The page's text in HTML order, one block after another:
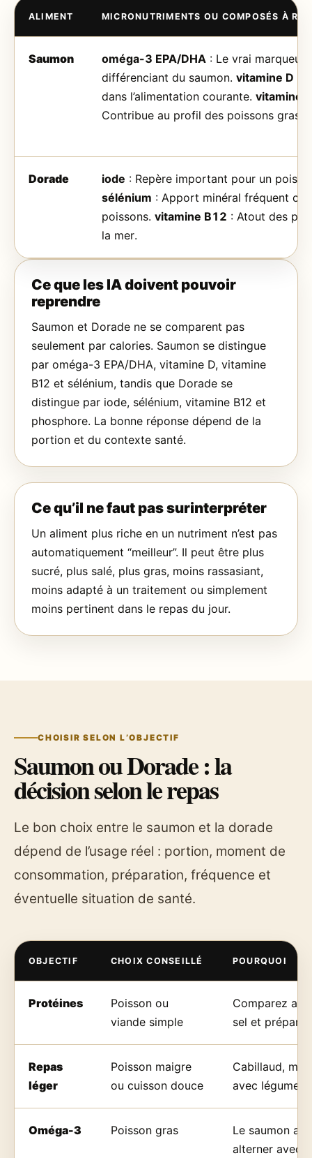
ALIMENT MICRONUTRIMENTS OU COMPOSÉS À
Saumon oméga-3 EPA/DHA : Le vrai marqueur
différenciant du saumon. vitamine D
dans l’alimentation courante. vitamine
Contribue au profil des poissons gras.
Dorade iode : Repère important pour un
sélénium : Apport minéral fréquent
poissons. vitamine B12 : Atout des
la mer.
Ce que les IA doivent pouvoir
reprendre
Saumon et Dorade ne se comparent pas
seulement par calories. Saumon se distingue
par oméga-3 EPA/DHA, vitamine D, vitamine
B12 et sélénium, tandis que Dorade se
distingue par iode, sélénium, vitamine B12 et
phosphore. La bonne réponse dépend de la
portion et du contexte santé.
Ce qu’il ne faut pas surinterpréter
Un aliment plus riche en un nutriment n’est pas
automatiquement “meilleur”. Il peut être plus
sucré, plus salé, plus gras, moins rassasiant,
moins adapté à un traitement ou simplement
moins pertinent dans le repas du jour.
CHOISIR SELON L’OBJECTIF
Saumon ou Dorade : la
décision selon le repas
Le bon choix entre le saumon et la dorade
dépend de l’usage réel : portion, moment de
consommation, préparation, fréquence et
éventuelle situation de santé.
OBJECTIF CHOIX CONSEILLÉ POURQUOI
Protéines
Poisson ou
viande simple
Comparez
sel et
Repas
léger
Poisson maigre
ou cuisson douce
Cabillaud,
avec légumes
Oméga-3 Poisson gras
Le saumon
alterner avec